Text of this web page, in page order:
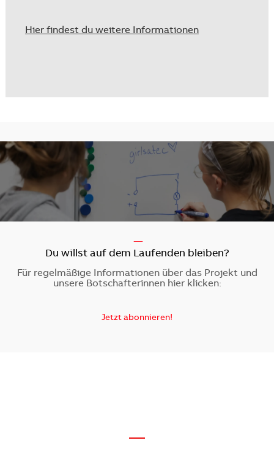
Hier findest du weitere Informationen
-----
Du willst auf dem Laufenden bleiben?
Für regelmäßige Informationen über das Projekt und
unsere Botschafterinnen hier klicken:
Jetzt abonnieren!
—